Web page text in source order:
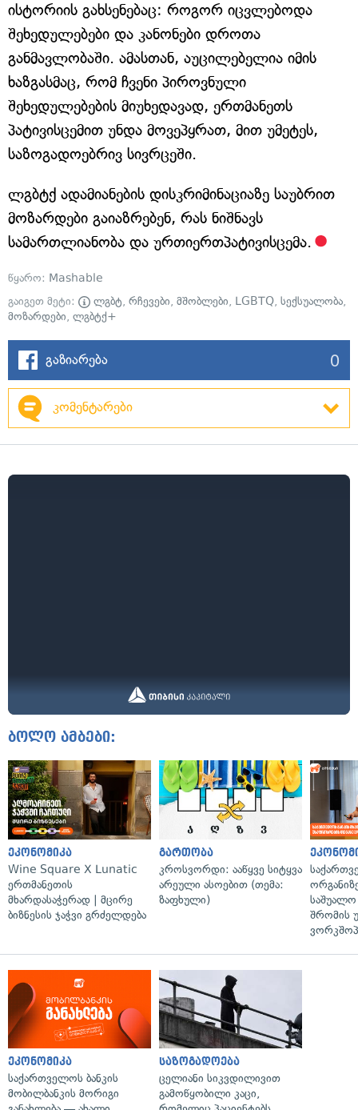
ისტორიის გახსენებაც: როგორ იცვლებოდა
შეხედულებები და კანონები დროთა
განმავლობაში. ამასთან, აუცილებელია იმის
ხაზგასმაც, რომ ჩვენი პიროვნული
შეხედულებების მიუხედავად, ერთმანეთს
პატივისცემით უნდა მოვეპყრათ, მით უმეტეს,
საზოგადოებრივ სივრცეში.
ლგბტქ ადამიანების დისკრიმინაციაზე საუბრით
მოზარდები გაიაზრებენ, რას ნიშნავს
სამართლიანობა და ურთიერთპატივისცემა.
წყარო: Mashable
გაიგეთ მეტი:
ლგბტ, რჩევები, მშობლები, LGBTQ, სექსუალობა,
მოზარდები, ლგბტქ+
გაზიარება 0
კომენტარები
ბოლო ამბები:
ეკონომიკა
Wine Square X Lunatic
ერთმანეთის
მხარდასაჭერად | მცირე
ბიზნესის ჯაჭვი გრძელდება
გართობა
კროსვორდი: ააწყვე სიტყვა
არეული ასოებით (თემა:
ზაფხული)
საშუალო
შრომის
ეკონომიკა
საქართველოს ბანკის
მობილბანკის მორიგი
საზოგადოება
ცელიანი სიკვდილივით
გამოწყობილი კაცი,